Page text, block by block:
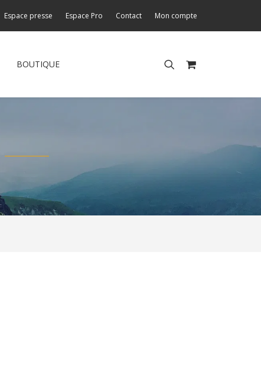
Espace presse Espace Pro Contact Mon compte
BOUTIQUE